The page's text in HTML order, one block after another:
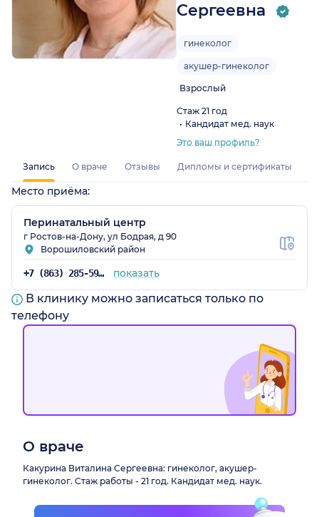
Сергеевна
гинеколог
акушер-гинеколог
Взрослый
Стаж 21 год
Кандидат мед. наук
Это ваш профиль?
Запись О враче Отзывы Дипломы и сертификаты
Место приёма:
Перинатальный центр
г Ростов-на-Дону, ул Бодрая, д 90
Ворошиловский район
+7 (863) 285-59-79 показать
В клинику можно записаться только по
телефону
О враче
Какурина Виталина Сергеевна: гинеколог, акушер-
гинеколог. Стаж работы - 21 год. Кандидат мед. наук.